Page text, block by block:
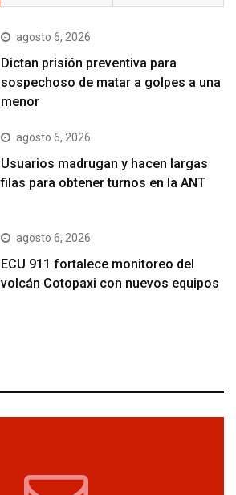
agosto 6, 2026
Dictan prisión preventiva para
sospechoso de matar a golpes a una
menor
agosto 6, 2026
Usuarios madrugan y hacen largas
filas para obtener turnos en la ANT
agosto 6, 2026
ECU 911 fortalece monitoreo del
volcán Cotopaxi con nuevos equipos